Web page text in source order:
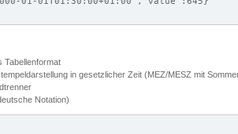
Tabellenformat
in gesetzlicher Zeit (MEZ/MESZ mit
Notation)